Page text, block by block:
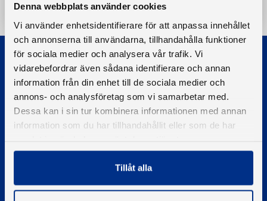
Denna webbplats använder cookies
Vi använder enhetsidentifierare för att anpassa innehållet
och annonserna till användarna, tillhandahålla funktioner
för sociala medier och analysera vår trafik. Vi
vidarebefordrar även sådana identifierare och annan
information från din enhet till de sociala medier och
annons- och analysföretag som vi samarbetar med.
Dessa kan i sin tur kombinera informationen med annan
information som du har tillhandahållit eller som de har
Tillåt alla
Information om cookies
Kontakta oss